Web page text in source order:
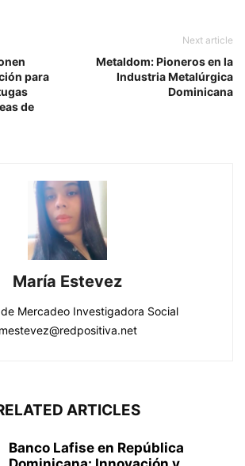
para
de
Next article
Metaldom: Pioneros en la
Industria Metalúrgica
Dominicana
María Estevez
Mercadeo Investigadora Social
mestevez@redpositiva.net
ARTICLES
Banco Lafise en República